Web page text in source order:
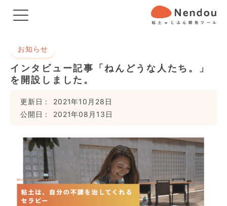
お知らせ
インタビュー記事「ねんどうな人たち。」
を開設しました。
更新日
2021年10月28日
公開日
2021年08月13日